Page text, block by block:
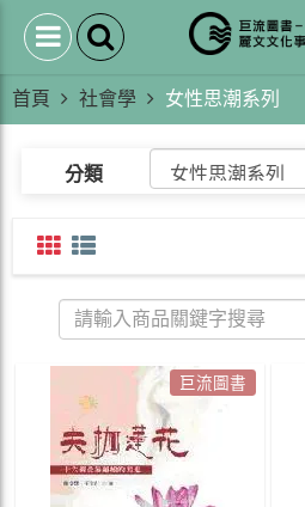
首頁 社會學 女性思潮系列
分類
巨流圖書